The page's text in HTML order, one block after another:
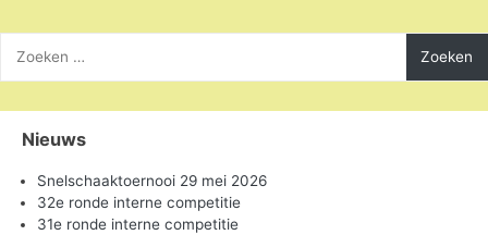
naar:
Nieuws
Snelschaaktoernooi 29 mei 2026
32e ronde interne competitie
31e ronde interne competitie